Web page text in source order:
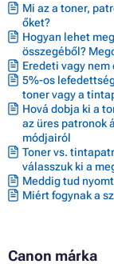
Toner CANON
Toner CANON L380
Toner CANON L380S
Toner CANON L390
Toner CANON L400
Toner CANON LC510
Toner CANON PC-
Toner CANON PC-
Mi az a toner,
őket?
Hogyan lehet
összegéből?
Eredeti vagy
5%-os
toner vagy a
Hová dobja ki a
az üres patronok
módjairól
Toner vs.
válasszuk ki a
Meddig tud
Miért fogynak a
Canon márka